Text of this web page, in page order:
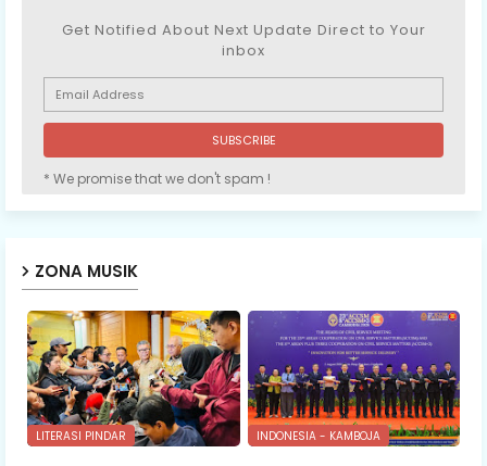
Get Notified About Next Update Direct to Your
inbox
* We promise that we don't spam !
ZONA MUSIK
LITERASI PINDAR INDONESIA - KAMBOJA